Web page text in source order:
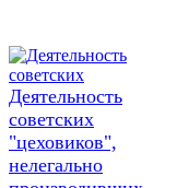
Деятельность
советских
"цеховиков",
нелегально